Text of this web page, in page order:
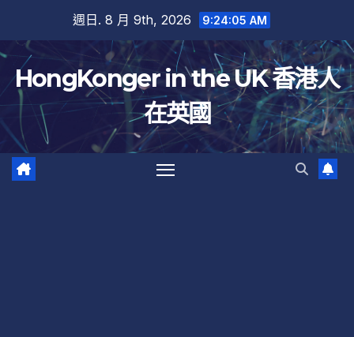
內
容
週日. 8 月 9th, 2026 9:24:06 AM
HongKonger in the UK 香港人
在英國